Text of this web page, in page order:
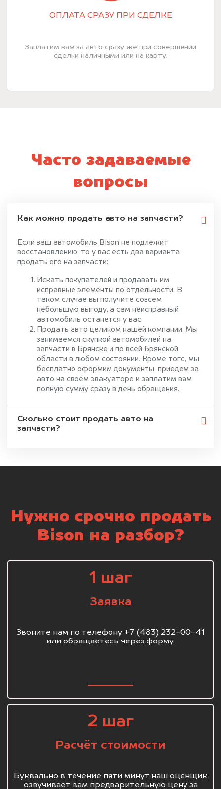
ОПЛАТА СРАЗУ ПРИ СДЕЛКЕ
Заплатим вам за авто сразу же при совершении
сделки наличными или на карту.
Часто задаваемые
вопросы
Как можно продать авто на запчасти?
Если ваш автомобиль Bison не подлежит
восстановлению, то у вас есть два варианта
продать его на запчасти:
Искать покупателей и продавать им
исправные элементы по отдельности. В
таком случае вы получите совсем
небольшую выгоду, а сам неисправный
автомобиль останется у вас.
Продать авто целиком нашей компании. Мы
занимаемся скупкой автомобилей на
запчасти в Брянске и по всей Брянской
области в любом состоянии. Кроме того, мы
бесплатно оформим документы, приедем за
авто на своём эвакуаторе и заплатим вам
полную сумму сразу в день обращения.
Сколько стоит продать авто на
запчасти?
Нужно срочно продать
Bison на разбор?
1 шаг
Заявка
Звоните нам по телефону +7 (483) 232-00-41
или обращаетесь через форму.
2 шаг
Расчёт стоимости
Буквально в течение пяти минут наш оценщик
озвучивает вам предварительную цену за